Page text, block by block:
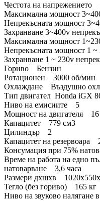
Честота на напрежението
Максимална мощност
Непрекъсната мощност
Захранване 3~400v
Максимална мощност
Непрекъсната мощност 1
Захранване 1 ~ 230v
Гориво Бензин
Ротационен 3000 об/мин
Охлаждане Въздушно
Тип двигател Honda iGX
Ниво на емисиите 5
Мощност на двигателя
Капацитет 779 см3
Цилиндър 2
Капацитет на резервоара
Консумация при 75%
Време на работа на едно
натоварване 3,6 часа
Размери дхшхв
Тегло (без гориво) 165 кг
Ниво на звуково